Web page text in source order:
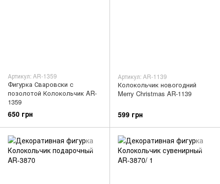
Артикул: AR-1359
Фигурка Сваровски с
позолотой Колокольчик AR-
1359
650 грн
Артикул: AR-1139
Колокольчик новогодний
Merry Christmas AR-1139
599 грн